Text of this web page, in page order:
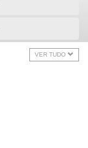
VER TUDO